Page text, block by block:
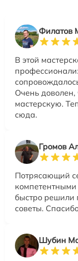
Филатов
В этой
Очень
мастерскую.
сюда.
Громов
Потрясающий
быстро решили
советы.
Шубин